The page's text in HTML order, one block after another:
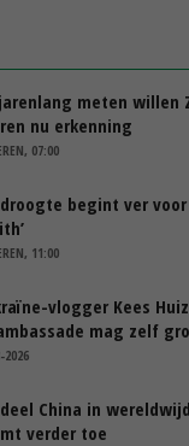
meten willen
nu erkenning
07:00
droogte begint ver
11:00
vlogger Kees
mag zelf
2026
China in
verder toe